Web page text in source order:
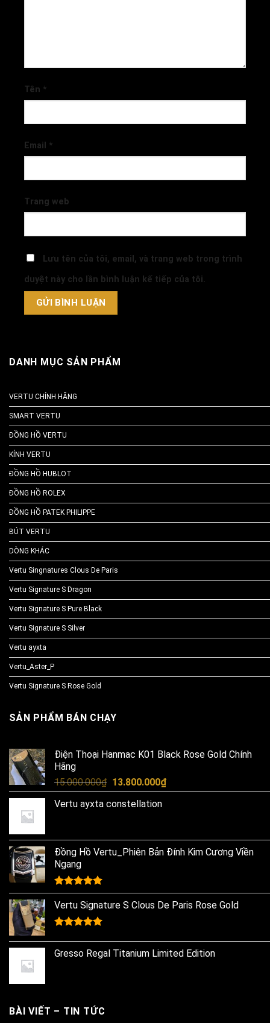
DANH MỤC SẢN PHẨM
VERTU CHÍNH HÃNG
SMART VERTU
ĐỒNG HỒ VERTU
KÍNH VERTU
ĐỒNG HỒ HUBLOT
ĐỒNG HỒ ROLEX
ĐỒNG HỒ PATEK PHILIPPE
BÚT VERTU
DÒNG KHÁC
Vertu Singnatures Clous De Paris
Vertu Signature S Dragon
Vertu Signature S Pure Black
Vertu Signature S Silver
Vertu ayxta
Vertu_Aster_P
Vertu Signature S Rose Gold
SẢN PHẨM BÁN CHẠY
Điện Thoại Hanmac K01 Black Rose Gold Chính
Hãng
15.000.000₫ Original
price
was:
13.800.000₫Current
price
Vertu ayxta constellation
Đồng Hồ Vertu_Phiên Bản Đính Kim Cương Viền
Ngang
Rated5.00
out of 5
Vertu Signature S Clous De Paris Rose Gold
Gresso Regal Titanium Limited Edition
BÀI VIẾT – TIN TỨC
Tên *
Email *
Trang web
Lưu tên của tôi, email, và trang web trong trình
duyệt này cho lần bình luận kế tiếp của tôi.